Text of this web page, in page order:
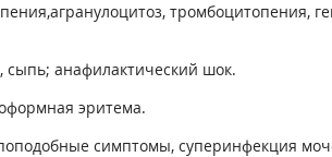
тромбоцитопения,
сыпь; анафилактический шок.
эритема.
симптомы, суперинфекция